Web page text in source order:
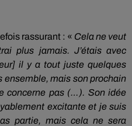
rassurant : « Cela ne veut
plus jamais. J’étais avec
il y a tout juste quelques
ensemble, mais son prochain
concerne pas (…). Son idée
excitante et je suis
partie, mais cela ne sera